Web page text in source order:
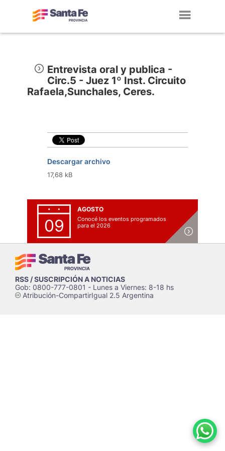
Entrevista oral y publica -
Circ.5 - Juez 1º Inst. Circuito
Rafaela,Sunchales, Ceres.
Descargar archivo
17,68 kB
09
AGOSTO
Conocé los eventos programados
para el 2026
RSS / SUSCRIPCIÓN A NOTICIAS
Gob: 0800-777-0801 - Lunes a Viernes: 8-18 hs
cAtribución-CompartirIgual 2.5 Argentina